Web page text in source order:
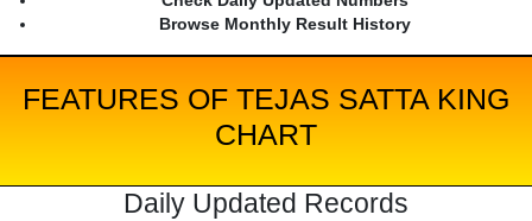
Browse Monthly Result History
FEATURES OF TEJAS SATTA KING
CHART
Daily Updated Records